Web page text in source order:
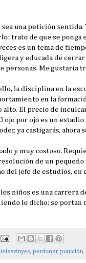
una petición
trato de que se
es un tema de
y educada de
personas. Me gustaría
la disciplina en la
en la
El precio de
por ojo es un estadio
ya castigarás, ahora
y muy costoso.
de un
jefe de estudios, en
niños es una carrera
lo dicho: se
ielesvinyes, perdonar, punición,